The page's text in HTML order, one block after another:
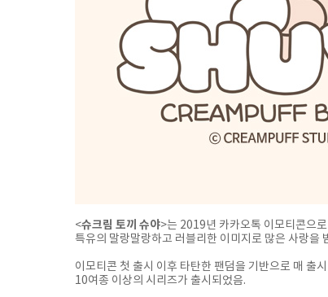
<슈크림 토끼 슈야>는 2019년 카카오톡 이모티콘으
특유의 말랑말랑하고 러블리한 이미지로 많은 사랑을
이모티콘 첫 출시 이후 타탄한 팬덤을 기반으로 매 출
10여종 이상의 시리즈가 출시되었음.